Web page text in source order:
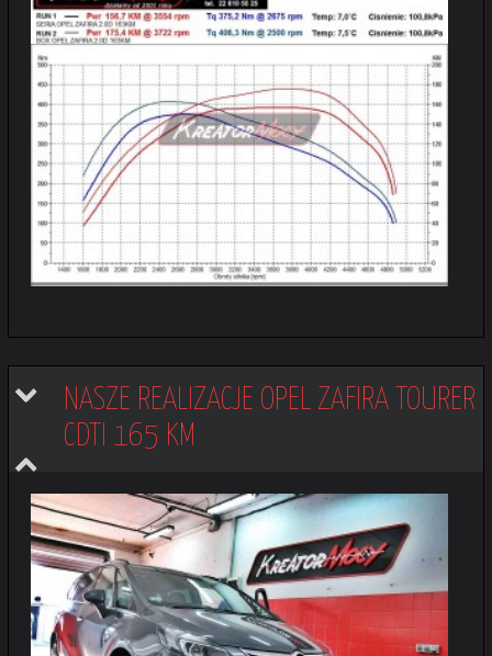
NASZE REALIZACJE OPEL ZAFIRA TOURER
CDTI 165 KM